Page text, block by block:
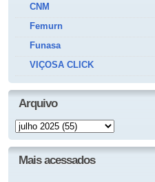
CNM
Femurn
Funasa
VIÇOSA CLICK
Arquivo
Mais acessados